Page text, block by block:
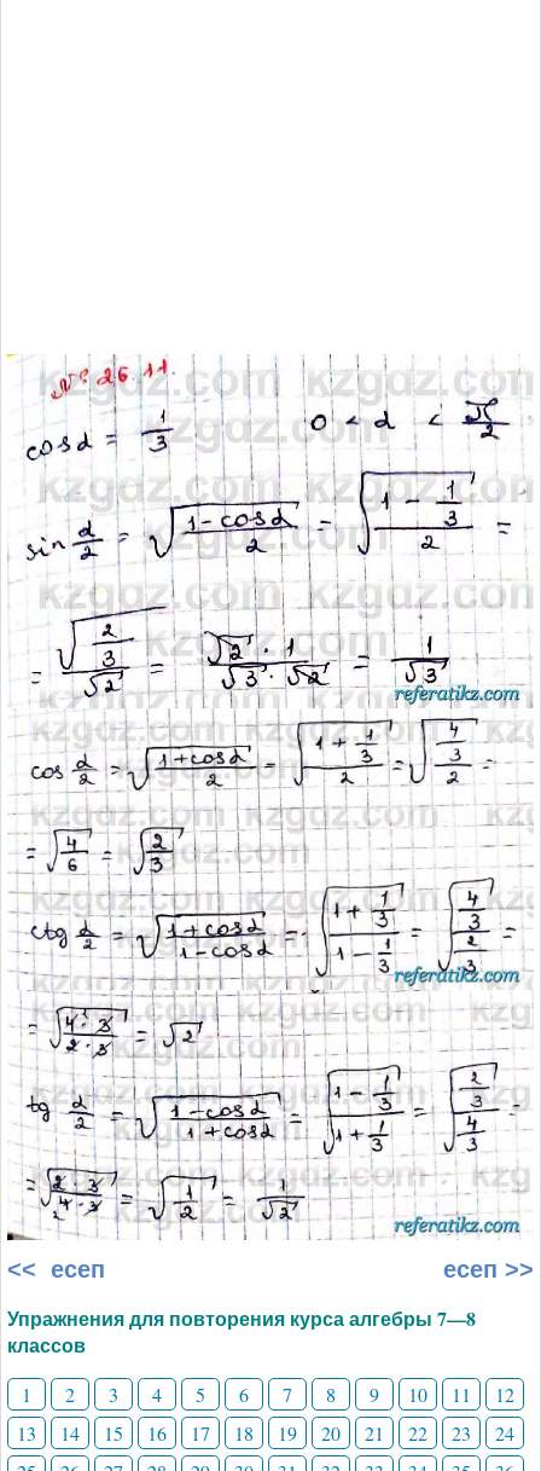
<< есеп есеп >>
Упражнения для повторения курса алгебры 7—8
классов
1 2 3 4 5 6 7 8 9 10 11
12
13
14 15 16 17 18 19 20 21 22 23
24